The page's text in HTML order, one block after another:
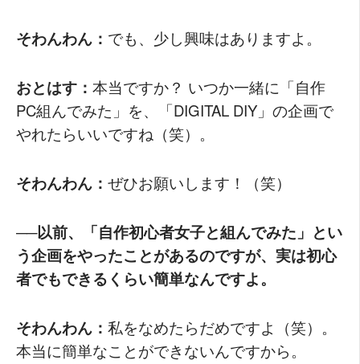
そわんわん： でも、少し興味はありますよ。
おとはす： 本当ですか？ いつか一緒に「自作
PC組んでみた」を、「DIGITAL DIY」の企画で
やれたらいいですね（笑）。
そわんわん： ぜひお願いします！（笑）
──以前、「自作初心者女子と組んでみた」とい
う企画をやったことがあるのですが、実は初心
者でもできるくらい簡単なんですよ。
そわんわん： 私をなめたらだめですよ（笑）。
本当に簡単なことができないんですから。